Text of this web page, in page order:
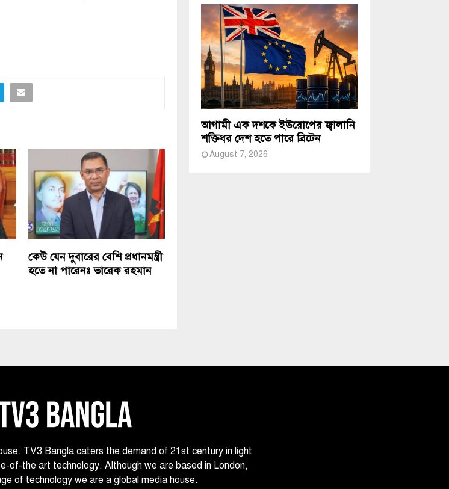
কেউ যেন দুবারের বেশি প্রধানমন্ত্রী
হতে না পারেনঃ তারেক রহমান
আগামী এক দশকে ইউরোপের জ্বালানি
শক্তিধর দেশ হতে পারে ব্রিটেন
August 7, 2026
TV3 Bangla caters the demand of 21st century in light
of-the art technology. Although we are based in London,
of technology we are a global media house.